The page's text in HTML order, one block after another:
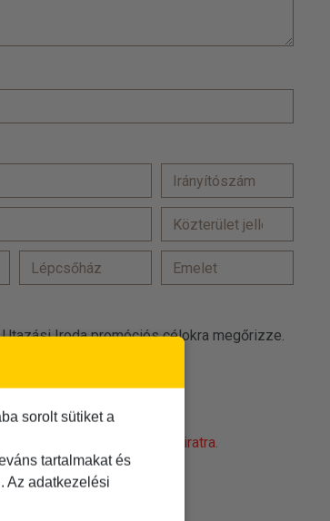
Iroda promóciós célokra megőrizze.
a 'Nem vagyok robot' feliratra.
sorolt sütiket a
tartalmakat és
Az adatkezelési